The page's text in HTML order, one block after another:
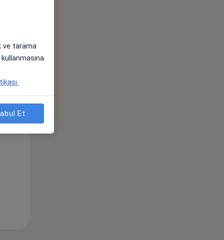
Per,
ve tarama
Et